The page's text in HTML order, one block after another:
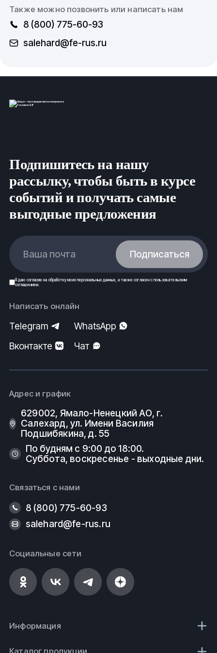
Также можно позвонить или написать нам
8 (800) 775-60-93
salehard@fe-rus.ru
Подпишитесь на нашу
рассылку, чтобы быть в курсе
событий и получать самые
выгодные предложения
Ваша почта Подписаться
Я даю согласие на обработку моих персональных данных , а также согласен спользовательским
соглашением.
Написать онлайн
Telegram
WhatsApp
Вконтакте
Чат
Адрес и график
629002, Ямало-Ненецкий АО, г.
Салехард, ул. Имени Василия
Подшибякина, д. 55
По будням с 9:00 до 18:00.
Суббота, воскресенье - выходные дни.
Связаться с нами
8 (800) 775-60-93
salehard@fe-rus.ru
Социальные сети
Информация